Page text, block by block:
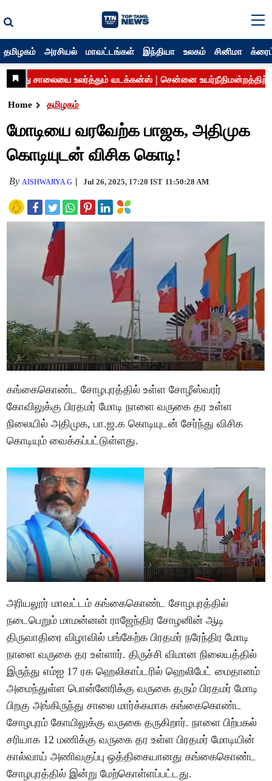
தமிழகம் அரசியல் மாவட்டங்கள் இந்தியா உலகம் சினிமா
Home தமிழகம்
மோடியை வரவேற்க பாஜக, அதிமுக
கொடியுடன் விசிக கொடி!
By AISHWARYA G Jul 26, 2025, 17:20 IST 11:50:28 AM
கங்கைகொண்ட சோழபுரத்தில் உள்ள சோழீஸ்வரர்
கோவிலுக்கு பிரதமர் மோடி நாளை வருகை தர உள்ள
நிலையில் அதிமுக, பா.ஜ.க கொடியுடன் சேர்ந்து விசிக
கொடியும் வைக்கப்பட்டுள்ளது.
அரியலூர் மாவட்டம் கங்கைகொண்ட சோழபுரத்தில்
நடைபெறும் மாமன்னன் ராஜேந்திர சோழனின் ஆடி
திருவாதிரை விழாவில் பங்கேற்க பிரதமர் நரேந்திர மோடி
நாளை வருகை தர உள்ளார். திருச்சி விமான நிலையத்தில்
இருந்து எம்ஐ 17 ரக ஹெலிகாப்டரில் ஹெலிபேட் மைதானம்
அமைந்துள்ள பொன்னேரிக்கு வருகை தரும் பிரதமர் மோடி
பிறகு அங்கிருந்து சாலை மார்க்கமாக கங்கைகொண்ட
சோழபுரம் கோயிலுக்கு வருகை தருகிறார். நாளை பிற்பகல்
சரியாக 12 மணிக்கு வருகை தர உள்ள பிரதமர் மோடியின்
கால்வாய் அணிவகுப்பு ஒத்திகையானது கங்கைகொண்ட
சோழபுரத்தில் இன்று மேற்கொள்ளப்பட்டது.